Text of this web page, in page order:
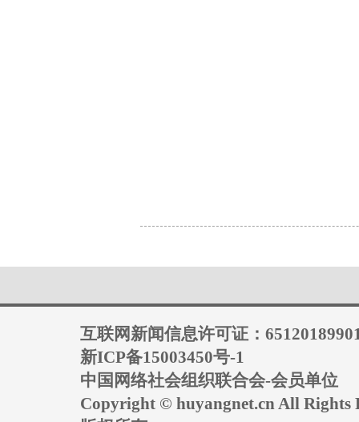
互联网新闻信息许可证：
新ICP备15003450号-1
中国网络社会组织联合会-会员单位
Copyright © huyangnet.cn All Rights